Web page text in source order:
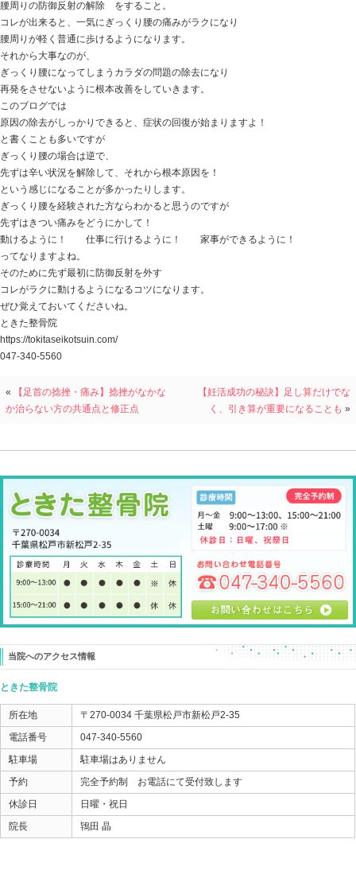
こういう感じでぎっくり腰になってしまう患者さんが
増えているように思います。
ぎっくり腰とは
筋肉の損傷 骨格の損傷 神経の損傷
など、組織が壊れてしまって起こる痛みではなく
腰に対して防御反射が働いてしまい、
腰周辺の筋肉が収縮することで、腰の可動制限を作り
動かそうとすると非常に強い痛みが発生する。
簡単に言うと
もう腰を使わないで！ って感じで強烈な防御反射が起
腰が動かないようにロックした状況なんです。
そして
腰が腰らしく機能しない
腰本来の働きが出来ない状態でもあります。
必要以上の防御反射が働いてしまうこと
ぎっくり腰を根本的に解決するには、これらのことに目
患者さんにとって一番苦しいことは・・・
痛み と 可動制限
ですよね。
先ずは痛みがなく歩けるようになることが最初になり
そのために必要なことは、
腰周りの防御反射の解除 をすること。
コレが出来ると、一気にぎっくり腰の痛みがラクになり
腰周りが軽く普通に歩けるようになります。
それから大事なのが、
ぎっくり腰になってしまうカラダの問題の除去になり
再発をさせないように根本改善をしていきます。
このブログでは
原因の除去がしっかりできると、症状の回復が始まりま
と書くことも多いですが
ぎっくり腰の場合は逆で、
先ずは辛い状況を解除して、それから根本原因を！
という感じになることが多かったりします。